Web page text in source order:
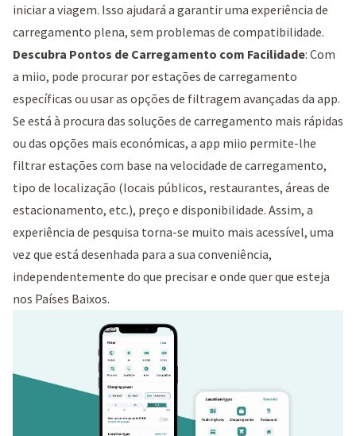
iniciar a viagem. Isso ajudará a garantir uma experiência de
carregamento plena, sem problemas de compatibilidade.
Descubra Pontos de Carregamento com Facilidade: Com
a miio, pode procurar por estações de carregamento
específicas ou usar as opções de filtragem avançadas da app.
Se está à procura das soluções de carregamento mais rápidas
ou das opções mais económicas, a app miio permite-lhe
filtrar estações com base na velocidade de carregamento,
tipo de localização (locais públicos, restaurantes, áreas de
estacionamento, etc.), preço e disponibilidade. Assim, a
experiência de pesquisa torna-se muito mais acessível, uma
vez que está desenhada para a sua conveniência,
independentemente do que precisar e onde quer que esteja
nos Países Baixos.